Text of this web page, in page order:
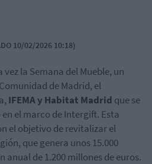
10/02/2026 10:18)
la Semana del Mueble, un
de Madrid, el
IFEMA y Habitat Madrid que se
el marco de Intergift. Esta
el objetivo de revitalizar el
que genera unos 15.000
anual de 1.200 millones de euros.